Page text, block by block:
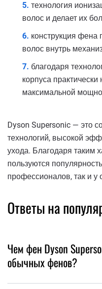
технология
волос и делает их
конструкция фена
волос внутрь
благодаря
корпуса
максимальной
Dyson Supersonic — это
технологий, высокой
ухода. Благодаря таким
пользуются
профессионалов, так и у
Ответы на
Чем фен Dyson
обычных фенов?